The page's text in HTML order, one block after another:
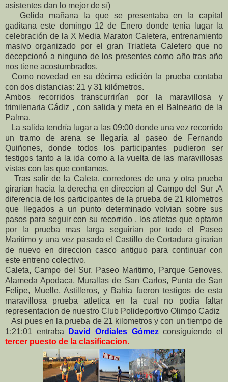
asistentes dan lo mejor de sí)
Gelida mañana la que se presentaba en la capital
gaditana este domingo 12 de Enero donde tenia lugar la
celebración de la X Media Maraton Caletera, entrenamiento
masivo organizado por el gran Triatleta Caletero que no
decepcionó a ninguno de los presentes como año tras año
nos tiene acostumbrados.
Como novedad en su décima edición la prueba contaba
con dos distancias: 21 y 31 kilómetros.
Ambos recorridos transcurrirían por la maravillosa y
trimilenaria Cádiz , con salida y meta en el Balneario de la
Palma.
La salida tendría lugar a las 09:00 donde una vez recorrido
un tramo de arena se llegaría al paseo de Fernando
Quiñones, donde todos los participantes pudieron ser
testigos tanto a la ida como a la vuelta de las maravillosas
vistas con las que contamos.
Tras salir de la Caleta, corredores de una y otra prueba
girarian hacia la derecha en direccion al Campo del Sur .A
diferencia de los participantes de la prueba de 21 kilometros
que llegados a un punto determinado volvian sobre sus
pasos para seguir con su recorrido , los atletas que optaron
por la prueba mas larga seguirian por todo el Paseo
Maritimo y una vez pasado el Castillo de Cortadura girarian
de nuevo en direccion casco antiguo para continuar con
este entreno colectivo.
Caleta, Campo del Sur, Paseo Maritimo, Parque Genoves,
Alameda Apodaca, Murallas de San Carlos, Punta de San
Felipe, Muelle, Astilleros, y Bahia fueron testigos de esta
maravillosa prueba atletica en la cual no podia faltar
representacion de nuestro Club Polideportivo Olimpo Cadiz
Asi pues en la prueba de 21 kilometros y con un tiempo de
1:21:01 entraba
David Ordiales Gómezconsiguiendo el
tercer puesto de la clasificacion.